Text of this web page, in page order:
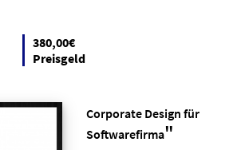
380,00€
Preisgeld
Corporate Design für
Softwarefirma"